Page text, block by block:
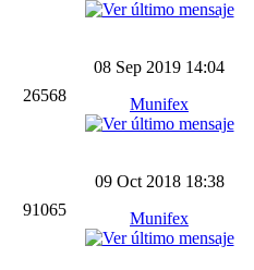
26568
08 Sep 2019 14:04
Munifex
91065
09 Oct 2018 18:38
Munifex